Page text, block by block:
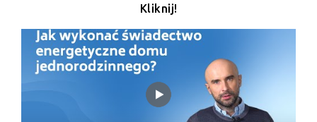
Kliknij!